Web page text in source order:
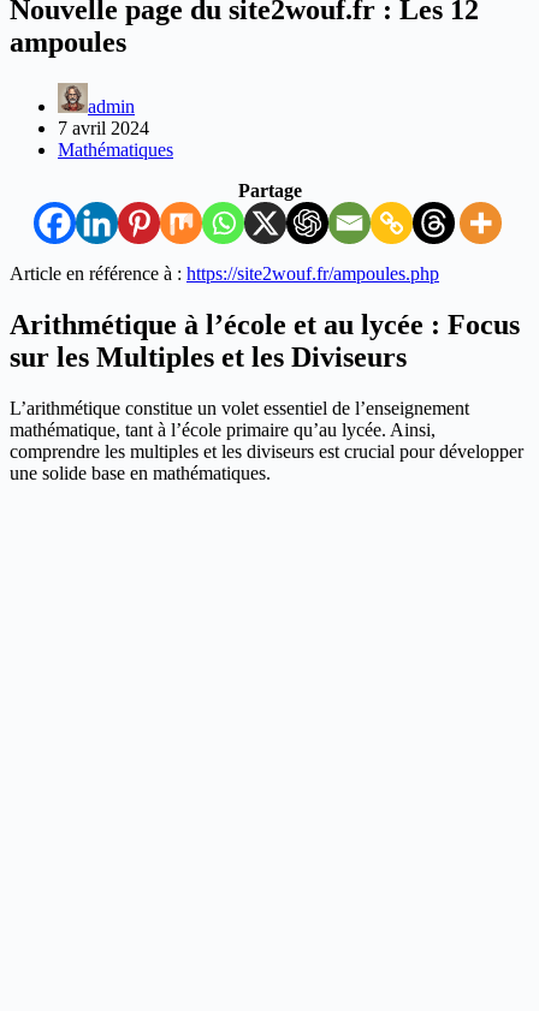
Nouvelle page du site2wouf.fr : Les 12
ampoules
admin
7 avril 2024
Mathématiques
Partage
Article en référence à : https://site2wouf.fr/ampoules.php
Arithmétique à l’école et au lycée : Focus
sur les Multiples et les Diviseurs
L’arithmétique constitue un volet essentiel de l’enseignement
mathématique, tant à l’école primaire qu’au lycée. Ainsi,
comprendre les multiples et les diviseurs est crucial pour développer
une solide base en mathématiques.